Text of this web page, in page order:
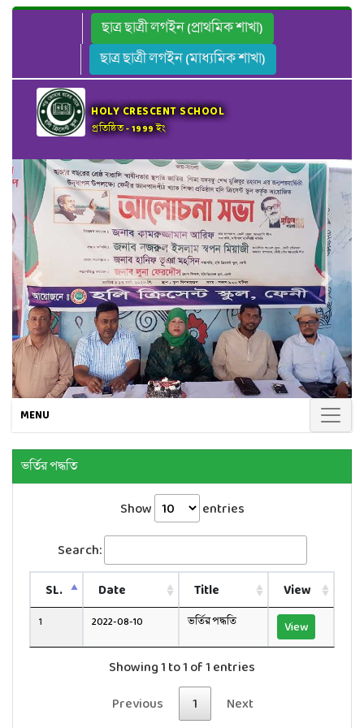
ছাত্র ছাত্রী লগইন (প্রাথমিক শাখা)
ছাত্র ছাত্রী লগইন (মাধ্যমিক শাখা)
HOLY CRESCENT SCHOOL
প্রতিষ্ঠিত - 1999 ইং
Previous Next
MENU
ভর্তির পদ্ধতি
Show entries
Search:
SL. Date Title View
1 2022-08-10 ভর্তির পদ্ধতি View
Showing 1 to 1 of 1 entries
Previous
1 Next